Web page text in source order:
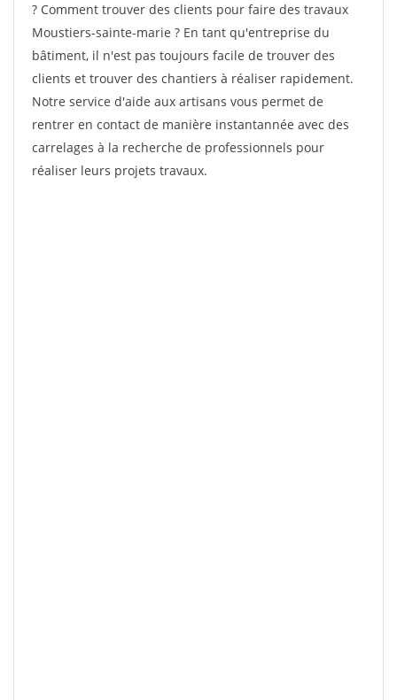
? Comment trouver des clients pour faire des travaux
Moustiers-sainte-marie ? En tant qu'entreprise du
bâtiment, il n'est pas toujours facile de trouver des
clients et trouver des chantiers à réaliser rapidement.
Notre service d'aide aux artisans vous permet de
rentrer en contact de manière instantannée avec des
carrelages à la recherche de professionnels pour
réaliser leurs projets travaux.